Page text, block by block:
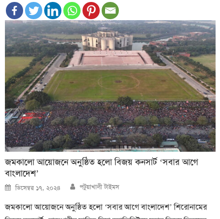
জমকালো আয়োজনে অনুষ্ঠিত হলো বিজয় কনসার্ট ‘সবার আগে
বাংলাদেশ’
Posted
on
ডিসেম্বর ১৭, ২০২৪ Author
পটুয়াখালী টাইমস
জমকালো আয়োজনে অনুষ্ঠিত হলো ‘সবার আগে বাংলাদেশ’ শিরোনামের